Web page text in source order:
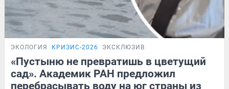
ЭКОЛОГИЯ КРИЗИС-2026 ЭКСКЛЮЗИВ
«Пустыню не превратишь в цветущий
сад». Академик РАН предложил
перебрасывать воду на юг страны из